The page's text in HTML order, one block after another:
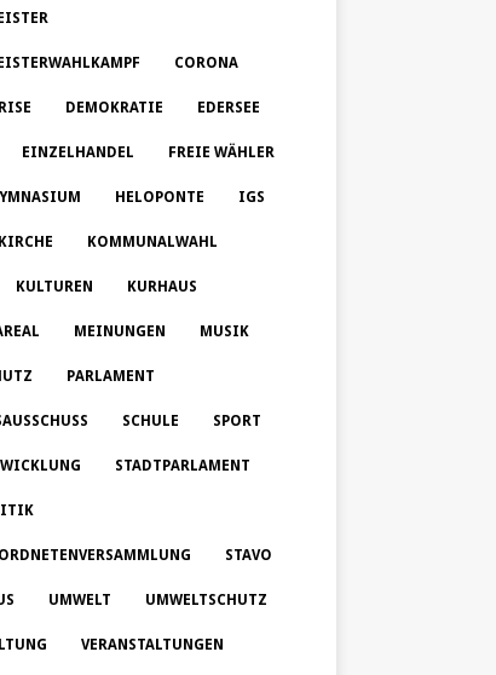
CORONA
DEMOKRATIE EDERSEE
EINZELHANDEL FREIE WÄHLER
HELOPONTE IGS
KIRCHE KOMMUNALWAHL
KULTUREN KURHAUS
MEINUNGEN MUSIK
PARLAMENT
SCHULE SPORT
STADTPARLAMENT
STAVO
UMWELT UMWELTSCHUTZ
VERANSTALTUNGEN